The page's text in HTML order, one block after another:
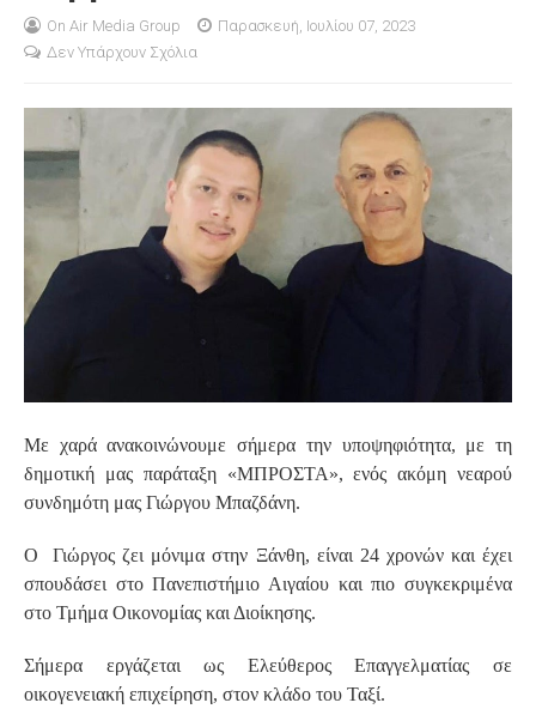
On Air Media Group
Παρασκευή, Ιουλίου 07, 2023
Δεν Υπάρχουν Σχόλια
Με χαρά ανακοινώνουμε σήμερα την υποψηφιότητα, με τη
δημοτική μας παράταξη «ΜΠΡΟΣΤΑ», ενός ακόμη νεαρού
συνδημότη μας Γιώργου Μπαζδάνη.
Ο Γιώργος ζει μόνιμα στην Ξάνθη, είναι 24 χρονών και έχει
σπουδάσει στο Πανεπιστήμιο Αιγαίου και πιο συγκεκριμένα
στο Τμήμα Οικονομίας και Διοίκησης.
Σήμερα εργάζεται ως Ελεύθερος Επαγγελματίας σε
οικογενειακή επιχείρηση, στον κλάδο του Ταξί.